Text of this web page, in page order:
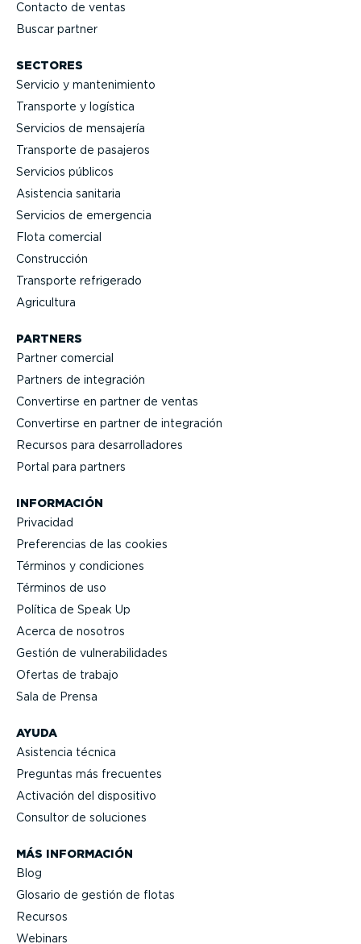
Contacto de ventas
Buscar partner
SECTORES
Servicio y mante­ni­miento
Transporte y logística
Servicios de mensajería
Transporte de pasajeros
Servicios públicos
Asistencia sanitaria
Servicios de emergencia
Flota comercial
Construcción
Transporte refrigerado
Agricultura
AYUDA
Asistencia técnica
Preguntas más frecuentes
Activación del dispositivo
Consultor de soluciones
MÁS INFORMACIÓN
Blog
Glosario de gestión de flotas
Recursos
Webinars
PARTNERS
Partner comercial
Partners de integración
Convertirse en partner de ventas
Convertirse en partner de integración
Recursos para desarro­lla­dores
Portal para partners
INFORMACIÓN
Privacidad
Prefe­rencias de las cookies
Términos y condiciones
Términos de uso
Política de Speak Up
Acerca de nosotros
Gestión de vulne­ra­bi­li­dades
Ofertas de trabajo
Sala de Prensa